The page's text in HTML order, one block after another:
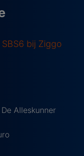
SBS6 bij Ziggo
Alleskunner